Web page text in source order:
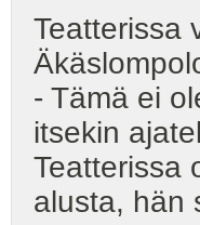
Teatterissa
- Tämä ei
itsekin
Teatterissa
alusta, hän